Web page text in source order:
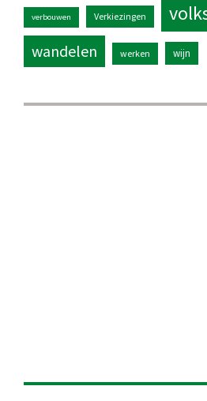
verbouwen Verkiezingen
wandelen werken wijn